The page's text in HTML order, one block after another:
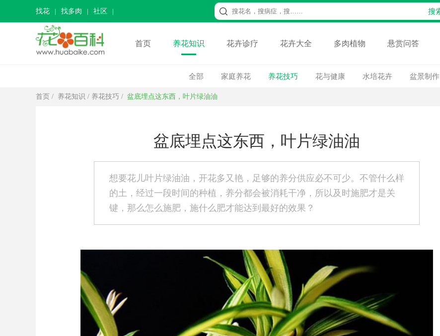
找花 找多肉 社区
首页 养花知识 花卉诊疗 花卉大全 多肉植物 悬赏问答
全部 家庭养花 养花技巧 花与健康 水培花卉 盆景制作
首页 / 养花知识 / 养花技巧 / 盆底埋点这东西，叶片绿油油
盆底埋点这东西，叶片绿油油
想要花儿叶片绿油油，开花多又艳，足够的养分供应必不可少。不管什么样
的土，经过一段时间的种植，养分都会被消耗干净，所以及时施肥才是关
键，那么怎么施肥，施什么肥才能达到最好的效果？